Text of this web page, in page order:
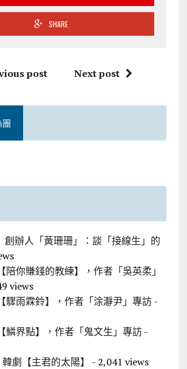
SHARE
post Next post
團
創辦人「黃珊珊」：談「接線生」的
陪你賺錢的教練】，作者「吳英柔」
views
驟雨霖鈴】，作者「涂瀞尹」專訪-
鱗界點】，作者「鬼文生」專訪-
劇【主君的太陽】
- 2,041 views